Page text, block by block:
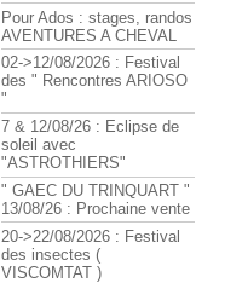
Pour Ados : stages, randos
AVENTURES A CHEVAL
02->12/08/2026 : Festival
des " Rencontres ARIOSO
"
7 & 12/08/26 : Eclipse de
soleil avec
"ASTROTHIERS"
" GAEC DU TRINQUART "
13/08/26 : Prochaine vente
20->22/08/2026 : Festival
des insectes (
VISCOMTAT )